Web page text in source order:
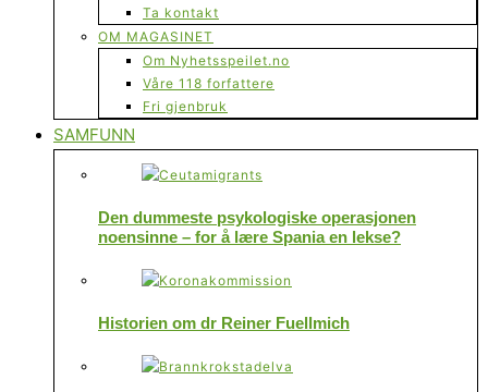
Ta kontakt
OM MAGASINET
Om Nyhetsspeilet.no
Våre 118 forfattere
Fri gjenbruk
SAMFUNN
Den dummeste psykologiske operasjonen
noensinne – for å lære Spania en lekse?
Historien om dr Reiner Fuellmich